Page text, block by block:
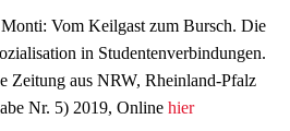
Vom Keilgast zum Bursch. Die
in Studentenverbindungen.
Zeitung aus NRW, Rheinland-Pfalz
Nr. 5) 2019, Online hier